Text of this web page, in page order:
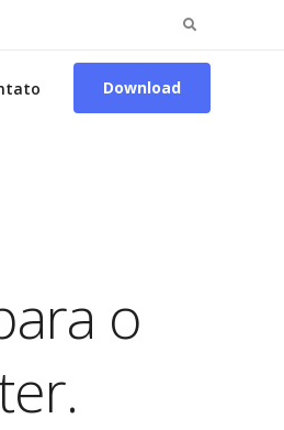
Pesquisar
por:
Download
o